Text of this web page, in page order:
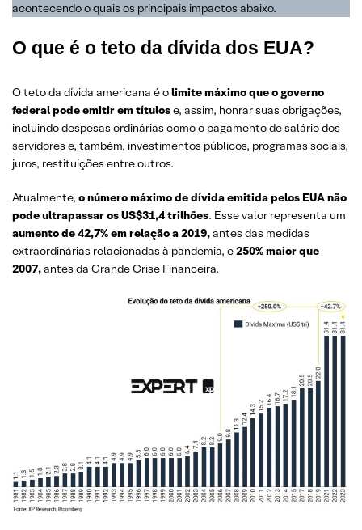
acontecendo o quais os principais impactos abaixo.
O que é o teto da dívida dos EUA?
O teto da dívida americana é olimite máximo que o governo
federal pode emitir em títulose, assim, honrar suas obrigações,
incluindo despesas ordinárias como o pagamento de salário dos
servidores e, também, investimentos públicos, programas sociais,
juros, restituições entre outros.
Atualmente, o número máximo de dívida emitida pelos EUA não
pode ultrapassar os US$31,4 trilhões. Esse valor representa um
aumento de 42,7% em relação a 2019,antes das medidas
extraordinárias relacionadas à pandemia, e250% maior que
2007,antes da Grande Crise Financeira.